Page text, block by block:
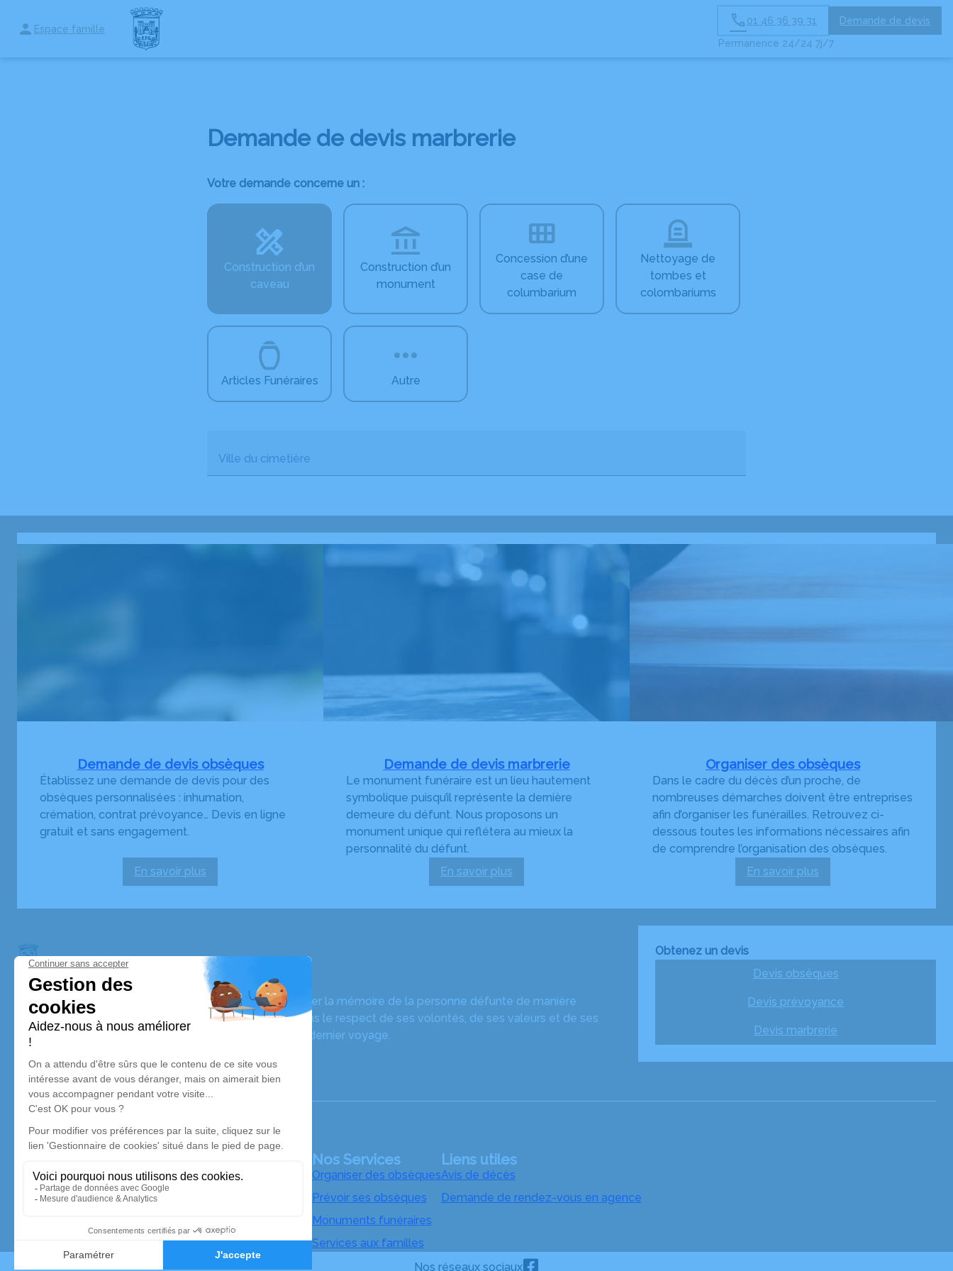
Espace famille
Permanence 24/24 7j/7
01 46 36 39 31
Demande de devis
ORGANISER DES OBSÈQUES
Demande de devis marbrerie
Votre demande concerne un :
Construction d’un
caveau
Construction d’un
monument
Concession d’une
case de
columbarium
Nettoyage de
tombes et
colombariums
Articles Funéraires Autre
Ville du cimetière
Demande de devis obsèques
Établissez une demande de devis pour des
obsèques personnalisées : inhumation,
crémation, contrat prévoyance… Devis en ligne
gratuit et sans engagement.
En savoir plus
:
de
Demande de devis marbrerie
Le monument funéraire est un lieu hautement
symbolique puisqu’il représente la dernière
demeure du défunt. Nous proposons un
monument unique qui reflétera au mieux la
personnalité du défunt.
En savoir plus
:
de
Organiser des obsèques
Dans le cadre du décès d’un proche, de
nombreuses démarches doivent être entreprises
afin d’organiser les funérailles. Retrouvez ci-
dessous toutes les informations nécessaires afin
de comprendre l’organisation des obsèques.
En savoir plus
:
des
obsèques
ALVES E.F.G
Depuis près de 30 ans, nos équipes vous aident à honorer la mémoire de la personne défunte de manière
totalement personnalisée, à perpétuer son souvenir dans le respect de ses volontés, de ses valeurs et de ses
convictions, pour l’accompagner avec dignité dans son dernier voyage.
Obtenez un devis
Devis obsèques
Devis prévoyance
Devis marbrerie
Notre agence
Entreprise Funéraire Générale
01 46 36 39 31
alvesefg@gmail.com
18, Rue Belgrand – 75020 – Paris
Nos Services
Organiser des obsèques
Prévoir ses obsèques
Monuments funéraires
Services aux familles
Liens utiles
Avis de décès
Demande de rendez-vous en agence
Nos réseaux sociaux